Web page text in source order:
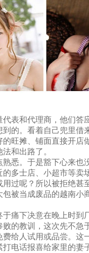
表和代理商，他们答
的。看着自己兜里借
旺摊、铺面直接开店
和出路了。
悉。于是豁下心来也
多士店、小超市等卖
过呢？所以被拒绝甚
被当成废品的越南小
痛下决意在晚上时到
的教训，这次先不急
给人试用或品尝。这
电话报喜给家里的妻